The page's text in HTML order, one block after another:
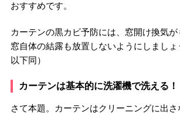
おすすめです。
カーテンの黒カビ予防には、窓開け換気が
窓自体の結露も放置しないようにしましょ
以下同）
カーテンは基本的に洗濯機で洗える！
さて本題。カーテンはクリーニングに出